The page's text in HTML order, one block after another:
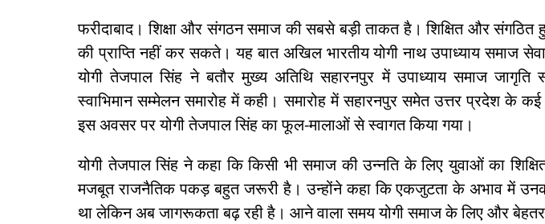
फरीदाबाद। शिक्षा और संगठन समाज की सबसे बड़ी ताकत है। शिक्षित और संगठित
की प्राप्ति नहीं कर सकते। यह बात अखिल भारतीय योगी नाथ उपाध्याय समाज
योगी तेजपाल सिंह ने बतौर मुख्य अतिथि सहारनपुर में उपाध्याय समाज जागृति
स्वाभिमान सम्मेलन समारोह में कही। समारोह में सहारनपुर समेत उत्तर प्रदेश के
इस अवसर पर योगी तेजपाल सिंह का फूल-मालाओं से स्वागत किया गया।
योगी तेजपाल सिंह ने कहा कि किसी भी समाज की उन्नति के लिए युवाओं का
मजबूत राजनैतिक पकड़ बहुत जरूरी है। उन्होंने कहा कि एकजुटता के अभाव में
था लेकिन अब जागरूकता बढ़ रही है। आने वाला समय योगी समाज के लिए और बेहतर